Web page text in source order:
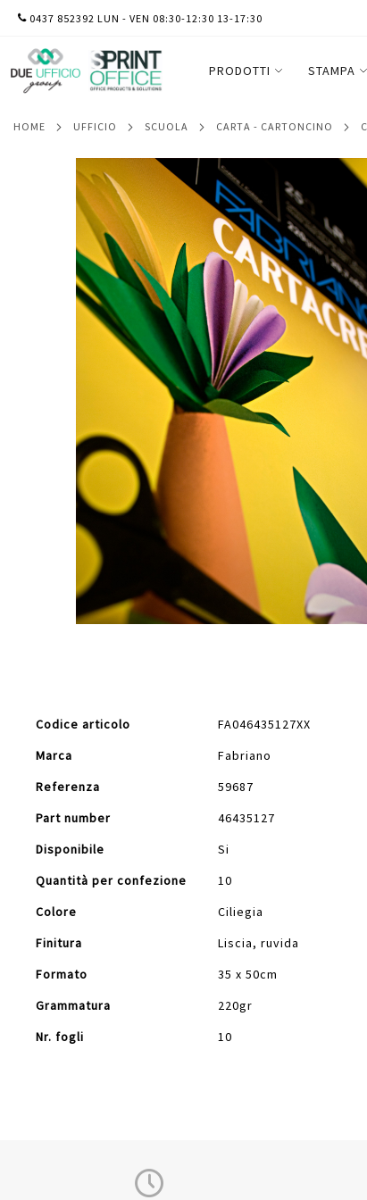
SALTA
CONTENUTO
0437 852392 LUN - VEN 08:30-12:30 13-17:30
PRODOTTI STAMPA
HOME UFFICIO SCUOLA CARTA - CARTONCINO
immagini
Maggiori
Codice articolo
FA046435127XX
Marca
Fabriano
Referenza
59687
Part number
46435127
Disponibile
Si
Quantità per confezione
10
Colore
Ciliegia
Finitura
Liscia, ruvida
Formato
35 x 50cm
Grammatura
220gr
Nr. fogli
10